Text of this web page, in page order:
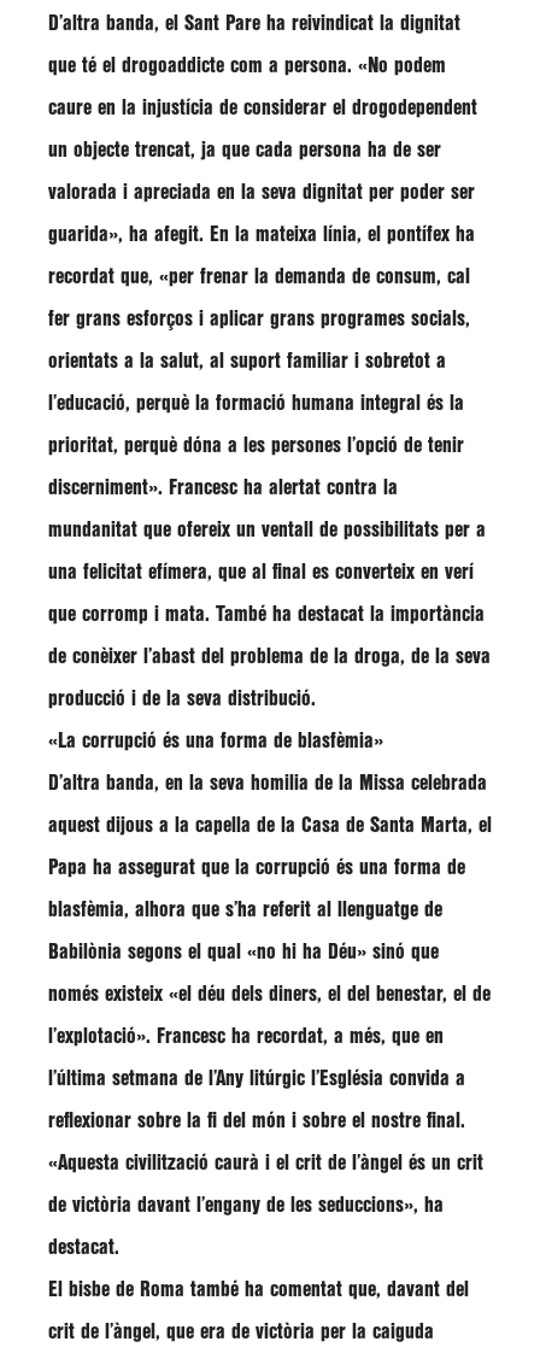
D’altra banda, el Sant Pare ha reivindicat la dignitat
que té el drogoaddicte com a persona. «No podem
caure en la injustícia de considerar el drogodependent
un objecte trencat, ja que cada persona ha de ser
valorada i apreciada en la seva dignitat per poder ser
guarida», ha afegit. En la mateixa línia, el pontífex ha
recordat que, «per frenar la demanda de consum, cal
fer grans esforços i aplicar grans programes socials,
orientats a la salut, al suport familiar i sobretot a
l’educació, perquè la formació humana integral és la
prioritat, perquè dóna a les persones l’opció de tenir
discerniment». Francesc ha alertat contra la
mundanitat que ofereix un ventall de possibilitats per a
una felicitat efímera, que al final es converteix en verí
que corromp i mata. També ha destacat la importància
de conèixer l’abast del problema de la droga, de la seva
producció i de la seva distribució.
«La corrupció és una forma de blasfèmia»
D’altra banda, en la seva homilia de la Missa celebrada
aquest dijous a la capella de la Casa de Santa Marta, el
Papa ha assegurat que la corrupció és una forma de
blasfèmia, alhora que s’ha referit al llenguatge de
Babilònia segons el qual «no hi ha Déu» sinó que
només existeix «el déu dels diners, el del benestar, el de
l’explotació». Francesc ha recordat, a més, que en
l’última setmana de l’Any litúrgic l’Església convida a
reflexionar sobre la fi del món i sobre el nostre final.
«Aquesta civilització caurà i el crit de l’àngel és un crit
de victòria davant l’engany de les seduccions», ha
destacat.
El bisbe de Roma també ha comentat que, davant del
crit de l’àngel, que era de victòria per la caiguda